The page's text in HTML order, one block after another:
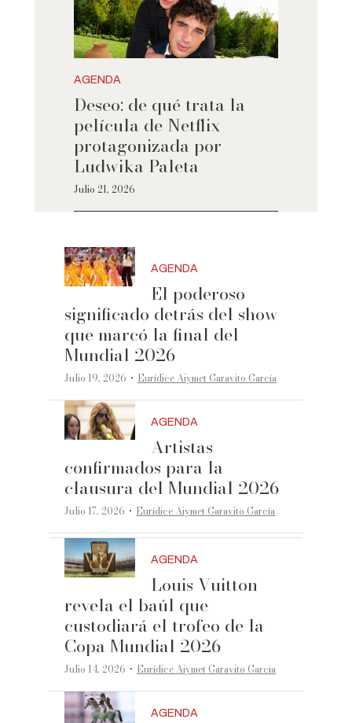
AGENDA
Deseo: de qué trata la
película de Netflix
protagonizada por
Ludwika Paleta
Julio 21, 2026
AGENDA
El poderoso
significado detrás del show
que marcó la final del
Mundial 2026
Julio 19, 2026 ·Eurídice Aiymet Garavito García
AGENDA
Artistas
confirmados para la
clausura del Mundial 2026
Julio 17, 2026 ·Eurídice Aiymet Garavito García
AGENDA
Louis Vuitton
revela el baúl que
custodiará el trofeo de la
Copa Mundial 2026
Julio 14, 2026 ·Eurídice Aiymet Garavito García
AGENDA